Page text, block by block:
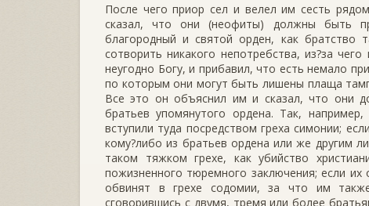
После чего приор сел и велел им сесть
сказал, что они (неофиты) должны быть
благородный и святой орден, как
сотворить никакого непотребства, из?за
неугодно Богу, и прибавил, что есть немало
по которым они могут быть лишены плаща
Все это он объяснил им и сказал, что они
братьев упомянутого ордена. Так,
вступили туда посредством греха симонии;
кому?либо из братьев ордена или же другим
таком тяжком грехе, как убийство
пожизненного тюремного заключения; если
обвинят в грехе содомии, за что им
сговорившись с двумя, тремя или более